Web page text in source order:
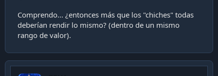
Comprendo... ¿entonces más que los "chiches" todas
deberían rendir lo mismo? (dentro de un mismo
rango de valor).